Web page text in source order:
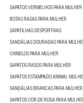
SAPATOS VERMELHOS PARA MULHER
BOTAS RASAS PARA MULHER
SAPATILHAS DESPORTIVAS
SANDÁLIAS DOURADAS PARA
CHINELOS PARA MULHER
SAPATOS RASOS PARA MULHER
SAPATOS ESTAMPADO ANIMAL
SANDÁLIAS BRANCAS PARA MULHER
SAPATOS COR DE ROSA PARA